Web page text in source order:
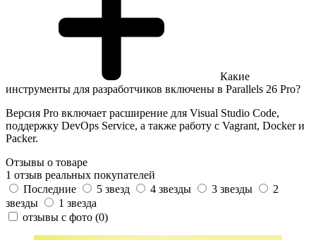
Какие
инструменты для разработчиков включены в Parallels 26 Pro?
Версия Pro включает расширение для Visual Studio Code,
поддержку DevOps Service, а также работу с Vagrant, Docker и
Packer.
Отзывы о товаре
1 отзыв реальных покупателей
Последние
5 звезд 4 звезды 3 звезды
2
звезды
1 звезда
отзывы с фото (0)